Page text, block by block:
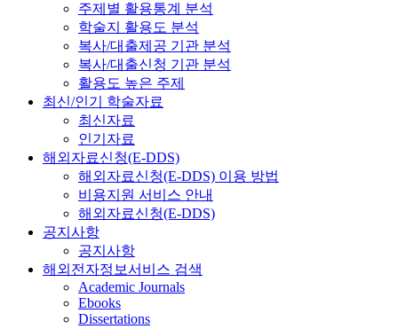
주제별 활용통계 분석
학술지 활용도 분석
복사/대출제공 기관 분석
복사/대출신청 기관 분석
활용도 높은 주제
최신/인기 학술자료
최신자료
인기자료
해외자료신청(E-DDS)
해외자료신청(E-DDS) 이용 방법
비용지원 서비스 안내
해외자료신청(E-DDS)
공지사항
공지사항
해외전자정보서비스 검색
Academic Journals
Ebooks
Dissertations